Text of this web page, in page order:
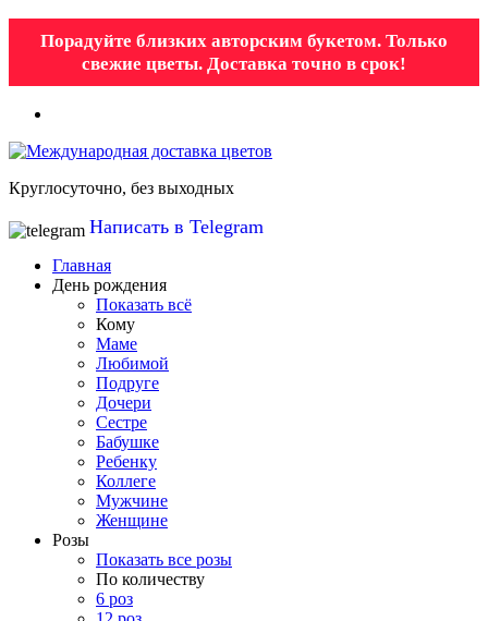
Порадуйте близких авторским букетом. Только
свежие цветы. Доставка точно в срок!
Круглосуточно, без выходных
Написать в Telegram
Главная
День рождения
Показать всё
Кому
Маме
Любимой
Подруге
Дочери
Сестре
Бабушке
Ребенку
Коллеге
Мужчине
Женщине
Розы
Показать все розы
По количеству
6 роз